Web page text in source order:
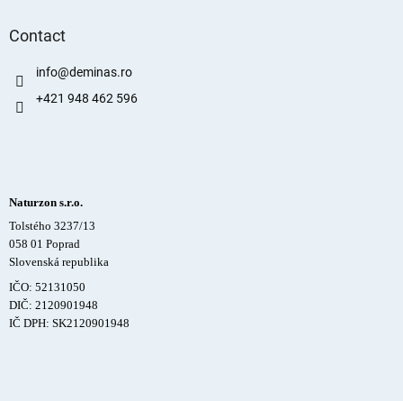
Contact
info@deminas.ro
+421 948 462 596
Naturzon s.r.o.
Tolstého 3237/13
058 01 Poprad
Slovenská republika
IČO: 52131050
DIČ: 2120901948
IČ DPH: SK2120901948